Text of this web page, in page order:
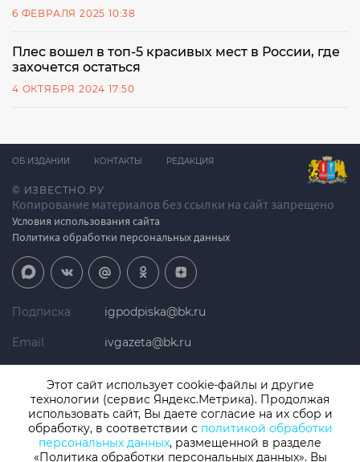
6 ФЕВРАЛЯ 2025 10:38
Плес вошел в топ-5 красивых мест в России, где
захочется остаться
4 ОКТЯБРЯ 2024 17:50
© ИЗВЕСТНО.РУ
Копирование материалов без ссылки на сайт запрещено
Условия использования сайта
Политика обработки персональных данных
ОБ ИЗДАНИИ КОНТАКТЫ РЕДАКЦИЯ
Подписка igpodpiska@bk.ru
Email ivgazeta@bk.ru
Телефон +7 (4932) 41-94-81
СМИ: Izvestno.ru. Реестровая запись 08.11.2019 серия ЭЛ № ФС 77 -
Этот сайт использует cookie-файлы и другие
технологии (сервис Яндекс.Метрика). Продолжая
использовать сайт, Вы даете согласие на их сбор и
обработку, в соответствии с политикой обработки
персональных данных, размещенной в разделе
«Политика обработки персональных данных». Вы